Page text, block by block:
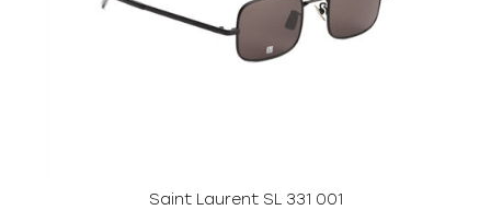
Saint Laurent SL 331 001